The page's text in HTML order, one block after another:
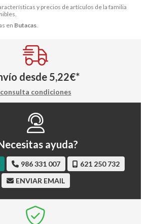
y precios de artículos de la familia
en Butacas
desde 5,22€*
consulta condiciones
ayuda?
986 331 007
621 250 732
ENVIAR EMAIL